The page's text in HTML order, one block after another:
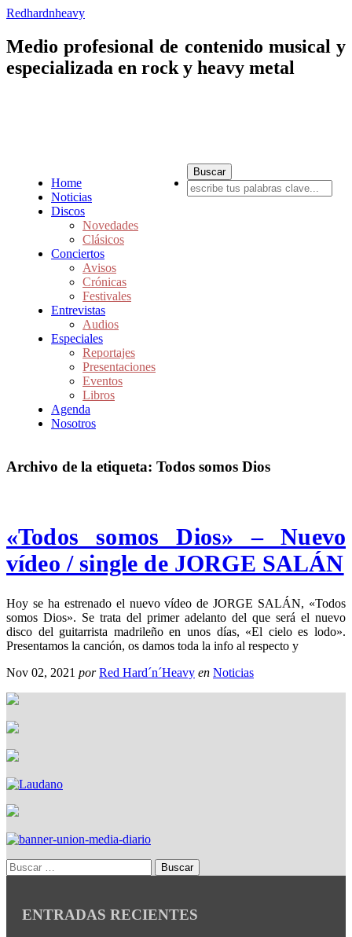
Redhardnheavy
Medio profesional de contenido musical y
especializada en rock y heavy metal
Home
Noticias
Discos
Novedades
Clásicos
Conciertos
Avisos
Crónicas
Festivales
Entrevistas
Audios
Especiales
Reportajes
Presentaciones
Eventos
Libros
Agenda
Nosotros
Archivo de la etiqueta: Todos somos Dios
«Todos somos Dios» – Nuevo
vídeo / single de JORGE SALÁN
Hoy se ha estrenado el nuevo vídeo de JORGE SALÁN, «Todos
somos Dios». Se trata del primer adelanto del que será el nuevo
disco del guitarrista madrileño en unos días, «El cielo es lodo».
Presentamos la canción, os damos toda la info al respecto y
Nov 02, 2021 por Red Hard´n´Heavy en Noticias
ENTRADAS RECIENTES